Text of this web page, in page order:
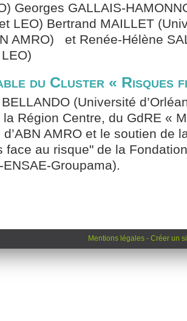
Georges GALLAIS-
LEO) Bertrand MAILLET
AMRO) et Renée-Hélène
du Cluster « Risques
(Université
Région Centre, du GdRE «
AMRO et le soutien de
face au risque" de la
Groupama).
Mentions légales - Créer un